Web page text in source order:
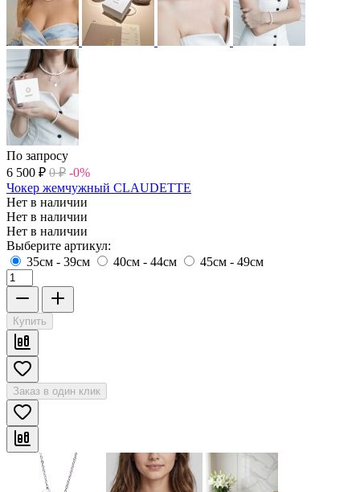
По запросу
6 500 ₽ 0 ₽ -0%
Чокер жемчужный CLAUDETTE
Нет в наличии
Нет в наличии
Нет в наличии
Выберите артикул:
35см - 39см
40см - 44см 45см - 49см
Купить
Заказ в один клик